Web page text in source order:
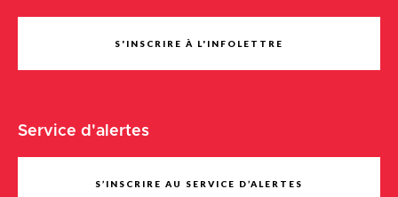
S'INSCRIRE À L'INFOLETTRE
Service d'alertes
S’INSCRIRE AU SERVICE D’ALERTES